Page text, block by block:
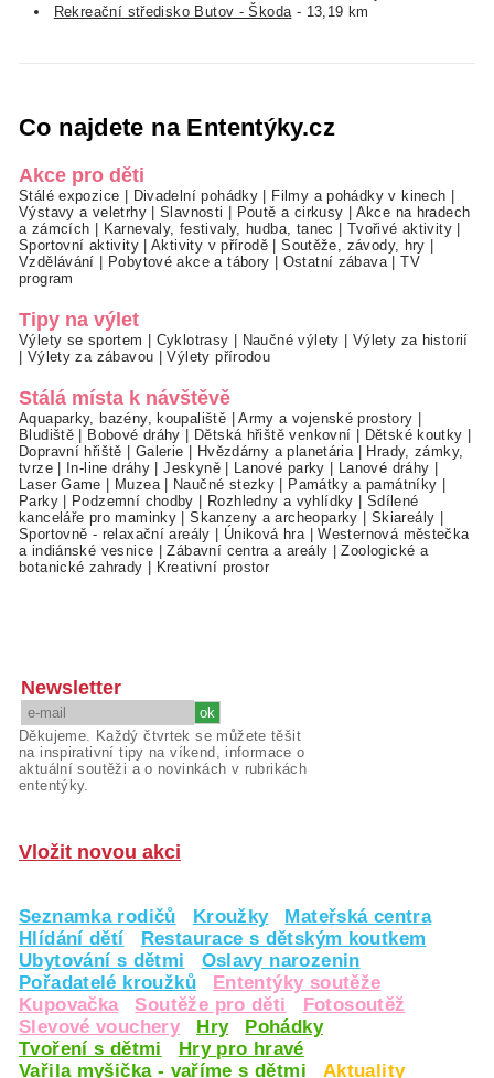
Rekreační středisko Butov - Škoda- 13,19 km
Co najdete na Ententýky.cz
Akce pro děti
Stálé expozice Divadelní pohádky Filmy a pohádky v kinech
Výstavy a veletrhy|Slavnosti Poutě a cirkusy
Akce na hradech
a zámcích
Karnevaly, festivaly, hudba, tanec Tvořivé aktivity
Sportovní aktivity|Aktivity v přírodě |Soutěže, závody, hry
Vzdělávání
Pobytové akce a tábory Ostatní zábava|TV
program
Tipy na výlet
Výlety se sportem Cyklotrasy Naučné výlety
Výlety za historií
Výlety za zábavou |Výlety přírodou
Stálá místa k návštěvě
Aquaparky, bazény, koupaliště |Army a vojenské prostory
Bludiště
Bobové dráhy Dětská hřiště venkovní Dětské koutky
Dopravní hřiště
Galerie Hvězdárny a planetária|
Hrady, zámky,
tvrze| In-line dráhy |Jeskyně| Lanové parky Lanové dráhy
Laser Game
Muzea| Naučné stezky Památky a památníky
Parky| Podzemní chodby Rozhledny a vyhlídky
Sdílené
kanceláře pro maminky |Skanzeny a archeoparky Skiareály
Sportovně - relaxační areály
Úniková hra|Westernová městečka
a indiánské vesnice |Zábavní centra a areály |Zoologické a
botanické zahrady
Kreativní prostor
Newsletter
Děkujeme. Každý čtvrtek se můžete těšit
na inspirativní tipy na víkend, informace o
aktuální soutěži a o novinkách v rubrikách
ententýky.
Vložit novou akci
Seznamka rodičů Kroužky
Mateřská centra
Hlídání dětí
Restaurace s dětským koutkem
Ubytování s dětmi
Oslavy narozenin
Pořadatelé kroužků
Ententýky soutěže
Kupovačka
Soutěže pro děti
Fotosoutěž
Slevové vouchery
Hry
Pohádky
Tvoření s dětmi
Hry pro hravé
Vařila myšička - vaříme s dětmi
Aktuality